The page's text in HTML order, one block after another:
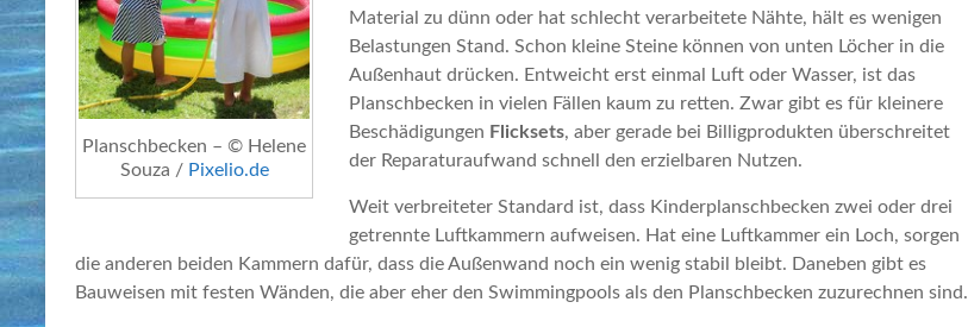
Planschbecken – © Helene
Souza / Pixelio.de
Material zu dünn oder hat schlecht verarbeitete Nähte, hält es wenigen
Belastungen Stand. Schon kleine Steine können von unten Löcher in die
Außenhaut drücken. Entweicht erst einmal Luft oder Wasser, ist das
Planschbecken in vielen Fällen kaum zu retten. Zwar gibt es für kleinere
Beschädigungen Flicksets, aber gerade bei Billigprodukten überschreitet
der Reparaturaufwand schnell den erzielbaren Nutzen.
Weit verbreiteter Standard ist, dass Kinderplanschbecken zwei oder drei
getrennte Luftkammern aufweisen. Hat eine Luftkammer ein Loch, sorgen
die anderen beiden Kammern dafür, dass die Außenwand noch ein wenig stabil bleibt. Daneben gibt es
Bauweisen mit festen Wänden, die aber eher den Swimmingpools als den Planschbecken zuzurechnen sind.